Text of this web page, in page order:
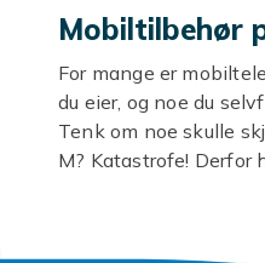
Mobiltilbehør
For mange er
du eier, og noe du
Tenk om noe skulle
M? Katastrofe! Derfor